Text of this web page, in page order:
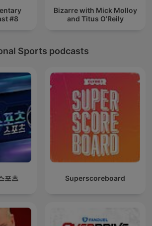
#8
Bizarre with Mick Molloy
and Titus O’Reily
Sports podcasts
포츠 Superscoreboard